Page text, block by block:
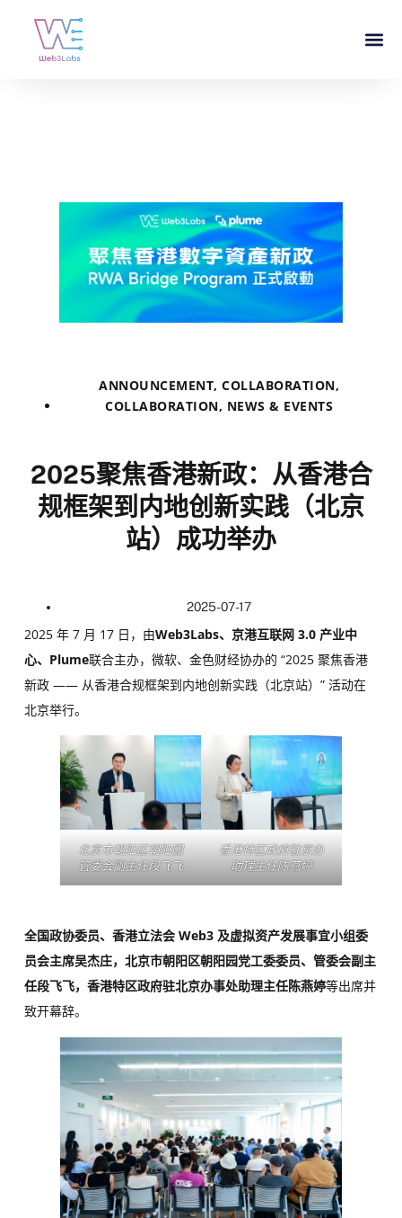
ANNOUNCEMENT, COLLABORATION,
COLLABORATION, NEWS & EVENTS
2025聚焦香港新政：从香港合
规框架到内地创新实践（北京
站）成功举办
2025-07-17
2025 年 7 月 17 日，由Web3Labs、京港互联网 3.0 产业中
心、Plume联合主办，微软、金色财经协办的 “2025 聚焦香港
新政 —— 从香港合规框架到内地创新实践（北京站）” 活动在
北京举行。
北京市朝阳区朝阳园
管委会副主任段飞飞
香港特区政府驻京办
助理主任陈燕婷
全国政协委员、香港立法会 Web3 及虚拟资产发展事宜小组委
员会主席吴杰庄，北京市朝阳区朝阳园党工委委员、管委会副主
任段飞飞，香港特区政府驻北京办事处助理主任陈燕婷等出席并
致开幕辞。